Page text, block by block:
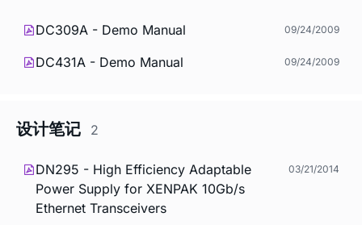
DC309A - Demo Manual 09/24/2009
DC431A - Demo Manual 09/24/2009
设计笔记 2
DN295 - High Efficiency Adaptable
Power Supply for XENPAK 10Gb/s
Ethernet Transceivers
03/21/2014